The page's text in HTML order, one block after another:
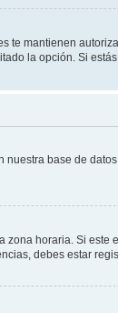
mantienen
la opción. Si
base de
horaria. Si
debes estar